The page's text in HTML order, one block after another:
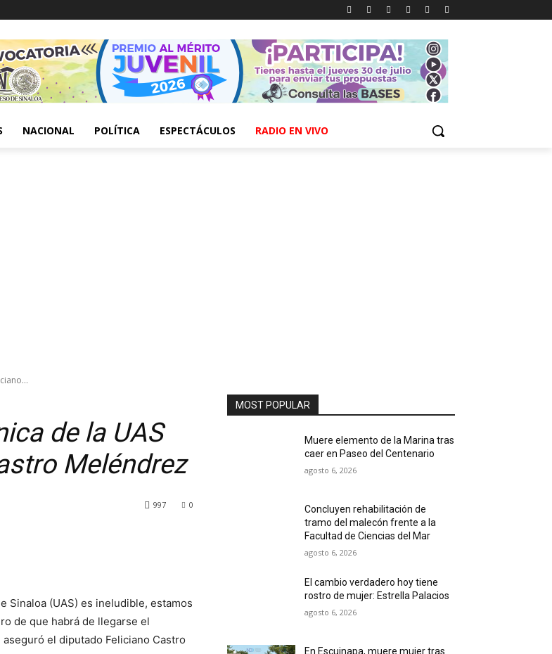
NACIONAL POLÍTICA ESPECTÁCULOS RADIO EN VIVO
de la UAS
Meléndrez
0
997
Sinaloa (UAS) es ineludible, estamos
de que habrá de llegarse el
el diputado Feliciano Castro
MOST POPULAR
Muere elemento de la Marina tras
caer en Paseo del Centenario
agosto 6, 2026
Concluyen rehabilitación de
tramo del malecón frente a la
Facultad de Ciencias del Mar
agosto 6, 2026
El cambio verdadero hoy tiene
rostro de mujer: Estrella Palacios
agosto 6, 2026
En Escuinapa, muere mujer tras